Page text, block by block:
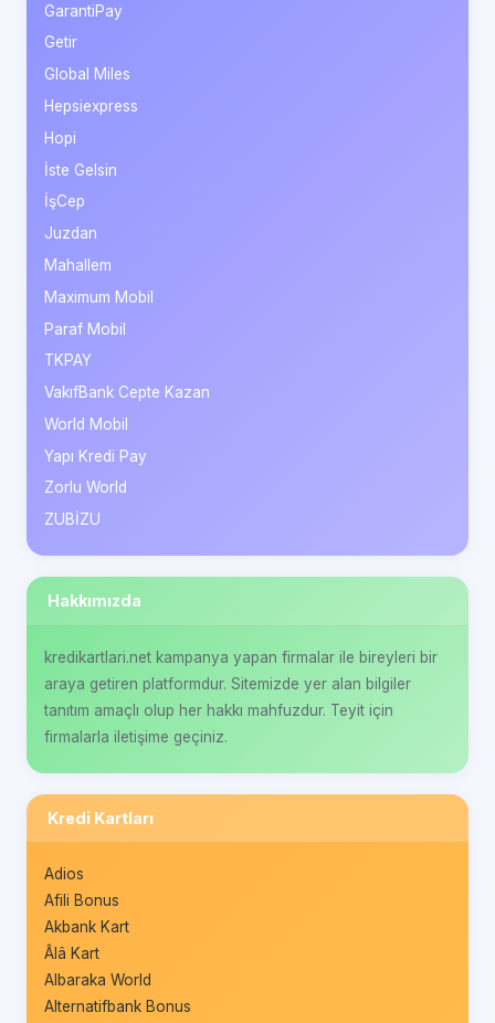
GarantiPay
Getir
Global Miles
Hepsiexpress
Hopi
İste Gelsin
İşCep
Juzdan
Mahallem
Maximum Mobil
Paraf Mobil
TKPAY
VakıfBank Cepte Kazan
World Mobil
Yapı Kredi Pay
Zorlu World
ZUBİZU
Hakkımızda
kredikartlari.net kampanya yapan firmalar ile bireyleri bir
araya getiren platformdur. Sitemizde yer alan bilgiler
tanıtım amaçlı olup her hakkı mahfuzdur. Teyit için
firmalarla iletişime geçiniz.
Kredi Kartları
Adios
Afili Bonus
Akbank Kart
Âlâ Kart
Albaraka World
Alternatifbank Bonus